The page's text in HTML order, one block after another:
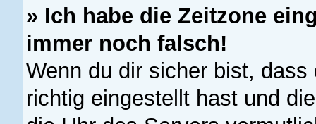
» Ich habe die Zeitzone
immer noch falsch!
Wenn du dir sicher bist,
richtig eingestellt hast und